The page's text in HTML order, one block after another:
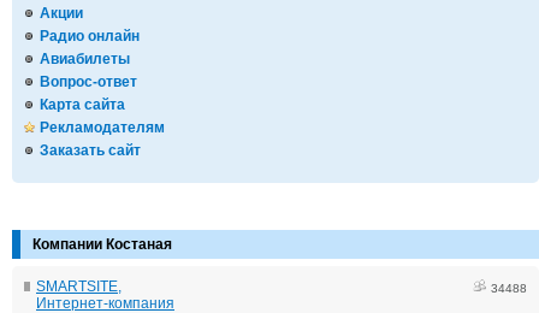
Акции
Радио онлайн
Авиабилеты
Вопрос-ответ
Карта сайта
Рекламодателям
Заказать сайт
Компании Костаная
SMARTSITE,
Интернет-компания
34488